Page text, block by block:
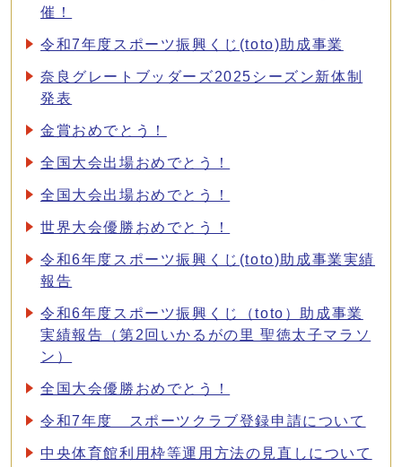
催！
令和7年度スポーツ振興くじ(toto)助成事業
奈良グレートブッダーズ2025シーズン新体制
発表
金賞おめでとう！
全国大会出場おめでとう！
全国大会出場おめでとう！
世界大会優勝おめでとう！
令和6年度スポーツ振興くじ(toto)助成事業実績
報告
令和6年度スポーツ振興くじ（toto）助成事業
実績報告（第2回いかるがの里 聖徳太子マラソ
ン）
全国大会優勝おめでとう！
令和7年度 スポーツクラブ登録申請について
中央体育館利用枠等運用方法の見直しについて